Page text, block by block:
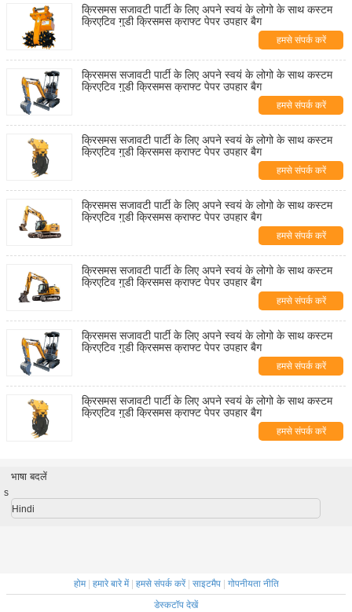
क्रिसमस सजावटी पार्टी के लिए अपने स्वयं के लोगो के साथ कस्टम
क्रिएटिव गुडी क्रिसमस क्राफ्ट पेपर उपहार बैग
हमसे संपर्क करें
क्रिसमस सजावटी पार्टी के लिए अपने स्वयं के लोगो के साथ कस्टम
क्रिएटिव गुडी क्रिसमस क्राफ्ट पेपर उपहार बैग
हमसे संपर्क करें
क्रिसमस सजावटी पार्टी के लिए अपने स्वयं के लोगो के साथ कस्टम
क्रिएटिव गुडी क्रिसमस क्राफ्ट पेपर उपहार बैग
हमसे संपर्क करें
क्रिसमस सजावटी पार्टी के लिए अपने स्वयं के लोगो के साथ कस्टम
क्रिएटिव गुडी क्रिसमस क्राफ्ट पेपर उपहार बैग
हमसे संपर्क करें
क्रिसमस सजावटी पार्टी के लिए अपने स्वयं के लोगो के साथ कस्टम
क्रिएटिव गुडी क्रिसमस क्राफ्ट पेपर उपहार बैग
हमसे संपर्क करें
क्रिसमस सजावटी पार्टी के लिए अपने स्वयं के लोगो के साथ कस्टम
क्रिएटिव गुडी क्रिसमस क्राफ्ट पेपर उपहार बैग
हमसे संपर्क करें
क्रिसमस सजावटी पार्टी के लिए अपने स्वयं के लोगो के साथ कस्टम
क्रिएटिव गुडी क्रिसमस क्राफ्ट पेपर उपहार बैग
हमसे संपर्क करें
भाषा बदलें
s
Hindi
होम| हमारे बारे में| हमसे संपर्क करें| साइटमैप| गोपनीयता नीति
डेस्कटॉप देखें